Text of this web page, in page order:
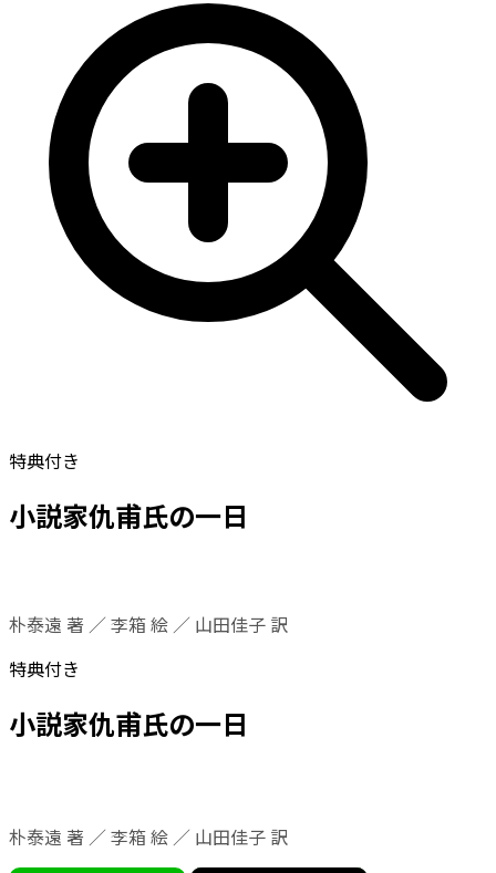
特典付き
小説家仇甫氏の一日
朴泰遠 著 ／ 李箱 絵 ／ 山田佳子 訳
特典付き
小説家仇甫氏の一日
朴泰遠 著 ／ 李箱 絵 ／ 山田佳子 訳